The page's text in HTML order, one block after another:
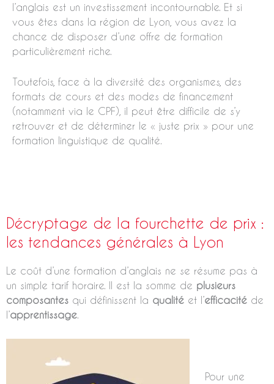
l’anglais est un investissement incontournable. Et si
vous êtes dans la région de Lyon, vous avez la
chance de disposer d’une offre de formation
particulièrement riche.
Toutefois, face à la diversité des organismes, des
formats de cours et des modes de financement
(notamment via le CPF), il peut être difficile de s’y
retrouver et de déterminer le « juste prix » pour une
formation linguistique de qualité.
Décryptage de la fourchette de prix :
les tendances générales à Lyon
Le coût d’une formation d’anglais ne se résume pas à
un simple tarif horaire. Il est la somme de plusieurs
composantes qui définissent la qualité et l’efficacité de
l’apprentissage.
Pour une